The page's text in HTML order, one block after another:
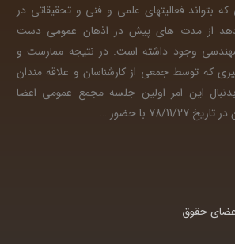
بتواند فعالیتهای علمی و فنی و تحقیقاتی در
دهد از مدت های پیش در اذهان عمومی دست
مهندسی وجود داشته است. در نتیجه ممارست و
که توسط جمعی از کارشناسان و علاقه مندان
این امر اولین جلسه مجمع عمومی اعضا
27 با حضور
…
حقوق